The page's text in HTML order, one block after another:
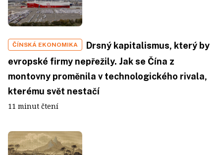
ČÍNSKÁ EKONOMIKA
Drsný kapitalismus, který by
evropské firmy nepřežily. Jak se Čína z
montovny proměnila v technologického rivala,
kterému svět nestačí
11 minut čtení